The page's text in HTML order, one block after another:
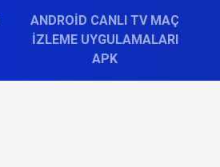
ANDROID CANLI TV MAÇ
İZLEME UYGULAMALARI
APK